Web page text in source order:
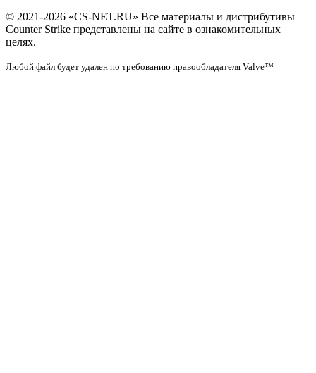
© 2021-2026 «CS-NET.RU» Все материалы и дистрибутивы
Counter Strike представлены на сайте в ознакомительных
целях.
Любой файл будет удален по требованию правообладателя Valve™